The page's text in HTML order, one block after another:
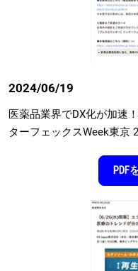
2024/06/19
医薬品業界でDX化が加速
ターフェックスWeek東京
PDF